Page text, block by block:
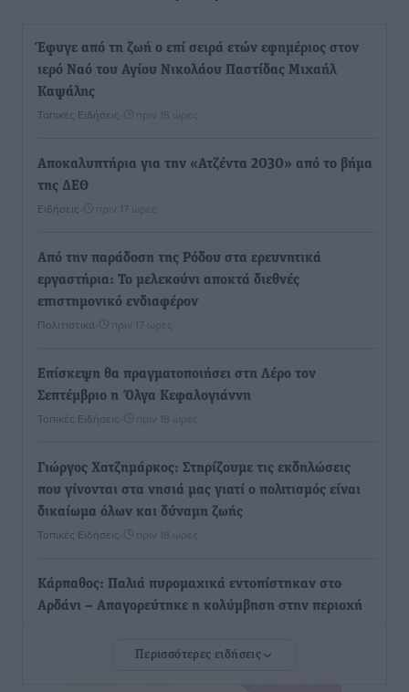
Έφυγε από τη ζωή ο επί σειρά ετών εφημέριος στον
ιερό Ναό του Αγίου Νικολάου Παστίδας Μιχαήλ
Καψάλης
Τοπικές Ειδήσεις πριν 15 ώρες
Αποκαλυπτήρια για την «Ατζέντα 2030» από το βήμα
της ΔΕΘ
Ειδήσεις πριν 17 ώρες
Από την παράδοση της Ρόδου στα ερευνητικά
εργαστήρια: Το μελεκούνι αποκτά διεθνές
επιστημονικό ενδιαφέρον
Πολιτιστικά πριν 17 ώρες
Επίσκεψη θα πραγματοποιήσει στη Λέρο τον
Σεπτέμβριο η Όλγα Κεφαλογιάννη
Τοπικές Ειδήσεις πριν 18 ώρες
Γιώργος Χατζημάρκος: Στηρίζουμε τις εκδηλώσεις
που γίνονται στα νησιά μας γιατί ο πολιτισμός είναι
δικαίωμα όλων και δύναμη ζωής
Τοπικές Ειδήσεις πριν 18 ώρες
Κάρπαθος: Παλιά πυρομαχικά εντοπίστηκαν στο
Αρδάνι – Απαγορεύτηκε η κολύμβηση στην περιοχή
Περισσότερες ειδήσεις